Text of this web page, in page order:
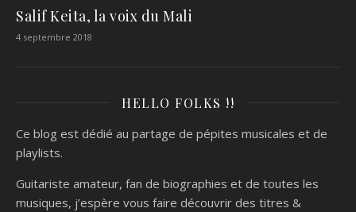
Salif Keita, la voix du Mali
4 septembre 2018
HELLO FOLKS !!
Ce blog est dédié au partage de pépites musicales et de
playlists.
Guitariste amateur, fan de biographies et de toutes les
musiques, j’espère vous faire découvrir des titres &